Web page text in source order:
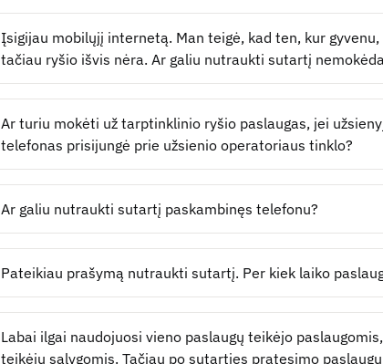
Įsigijau mobilųjį internetą. Man teigė, kad ten, kur
tačiau ryšio išvis nėra. Ar galiu nutraukti sutartį
Ar turiu mokėti už tarptinklinio ryšio paslaugas, jei
telefonas prisijungė prie užsienio operatoriaus tinklo?
Ar galiu nutraukti sutartį paskambinęs telefonu?
Pateikiau prašymą nutraukti sutartį. Per kiek laiko
Labai ilgai naudojuosi vieno paslaugų teikėjo
teikėjų sąlygomis. Tačiau po sutarties pratęsimo